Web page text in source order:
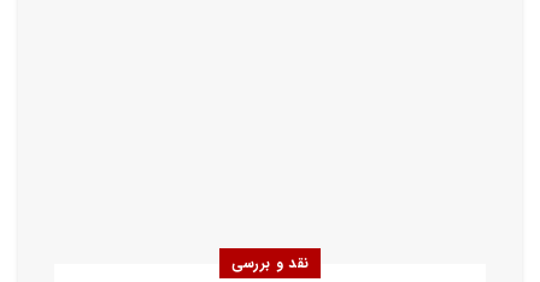
نقد و بررسی